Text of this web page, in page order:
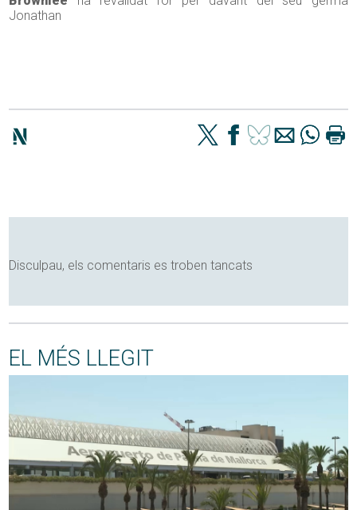
Jonathan
Disculpau, els comentaris es troben tancats
EL MÉS LLEGIT